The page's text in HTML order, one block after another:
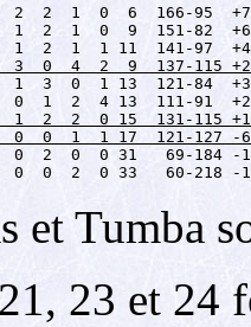
2  2  1  0  6  166-95
1  2  1  0  9  151-82
3  0  4  2  9  137-115
3  0  1 13  121-84
1  2  2  0 15  131-115
0  0  1  1 17  121-127 -6
0  2  0  0 31   69-184 -
0  2  0 33   60-218 -
et Tumba
23 et 24